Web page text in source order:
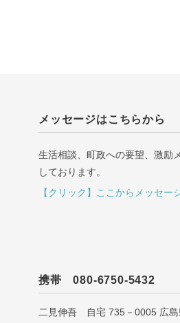
メッセージはこちらから
生活相談、町政への要望、激励
しております。
【クリック】ここからメッセー
携帯 080-6750-5432
二見伸吾 自宅 735－0005 広島